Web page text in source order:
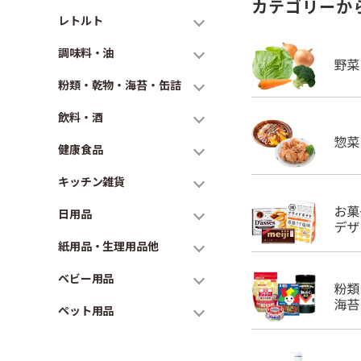
レトルト
調味料・油
粉類・乾物・海苔・缶詰
飲料・酒
健康食品
キッチン雑貨
日用品
紙用品・生理用品他
ベビー用品
ペット用品
カテゴリーか